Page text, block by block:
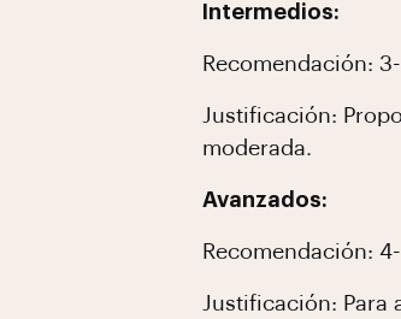
Intermedios:
Recomendación:
Justificación:
moderada.
Avanzados:
Recomendación:
Justificación: Para